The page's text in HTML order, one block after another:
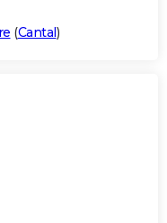
(Cantal )